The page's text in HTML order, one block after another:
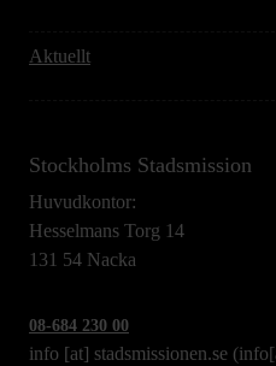
Aktuellt
Stockholms Stadsmission
Huvudkontor:
Hesselmans Torg 14
131 54 Nacka
08-684 230 00
info [at] stadsmissionen.se